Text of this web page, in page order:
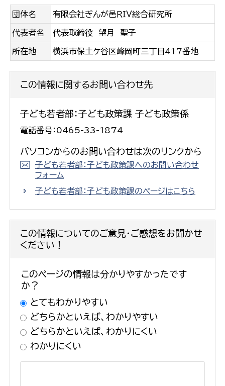
団体名 有限会社ぎんが邑ＲＩＶ総合研究所
代表者名 代表取締役 望月 聖子
所在地 横浜市保土ケ谷区峰岡町三丁目417番地
この情報に関するお問い合わせ先
子ども若者部：子ども政策課 子ども政策係
電話番号：0465-33-1874
パソコンからのお問い合わせは次のリンクから
子ども若者部：子ども政策課へのお問い合わせ
フォーム
子ども若者部：子ども政策課のページはこちら
この情報についてのご意見・ご感想をお聞かせ
ください！
このページの情報は分かりやすかったです
か？
とてもわかりやすい
どちらかといえば、わかりやすい
どちらかといえば、わかりにくい
わかりにくい